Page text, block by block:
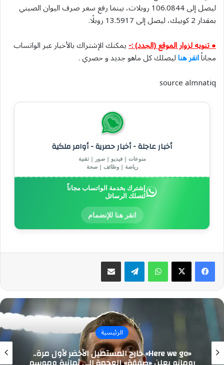
ليصل إلى 106.0844 روبلات، بينما رفع سعر صرف اليوان الصيني
بمقدار 2 كوبيك، ليصل إلى 13.5917 روبلًا.
● تنويه لزوار الموقع (الجدد) :-يمكنك الإشتراك بالأخبار عبر الواتساب
مجاناًانقر هناليصلك كل ماهو جديد و حصري .
source almnatiq
أخبار عاجلة - أخبار حصرية - أوامر ملكية
منوعات | فيديو | صور | تقنية
رياضة | وظائف | صحة
إشترك بخدمة الواتساب مجاناً
لتصلك الرسائل
انقر هنا للإنضمام
واتسابتيلقرام مشاركة عبر البريد
الرئيسية
«Here we go» خارج المستطيل الأخضر لأول مرة..